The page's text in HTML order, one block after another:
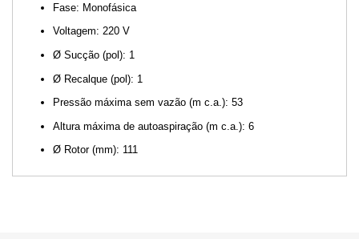
Fase: Monofásica
Voltagem: 220 V
Ø Sucção (pol): 1
Ø Recalque (pol): 1
Pressão máxima sem vazão (m c.a.): 53
Altura máxima de autoaspiração (m c.a.): 6
Ø Rotor (mm): 111